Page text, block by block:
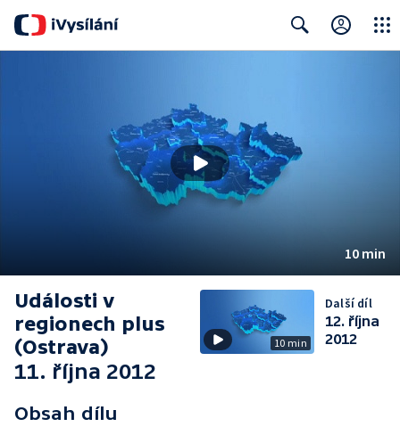
10 min
Události v
regionech plus
(Ostrava)
11. října 2012
Obsah dílu
10 min
Další díl
12. října
2012